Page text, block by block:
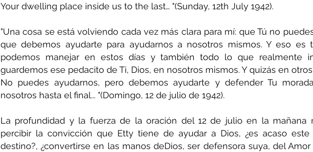
Your dwelling place inside us to the last… "(Sunday, 12th July 1942).
"Una cosa se está volviendo cada vez más clara para mí: que Tú no
que debemos ayudarte para ayudarnos a nosotros mismos. Y eso es
podemos manejar en estos días y también todo lo que realmente
guardemos ese pedacito de Ti, Dios, en nosotros mismos. Y quizás en otros
No puedes ayudarnos, pero debemos ayudarte y defender Tu
nosotros hasta el final... "(Domingo, 12 de julio de 1942).
La profundidad y la fuerza de la oración del 12 de julio en la mañana
percibir la convicción que Etty tiene de ayudar a Dios, ¿es acaso este
destino?, ¿convertirse en las manos deDios, ser defensora suya, del